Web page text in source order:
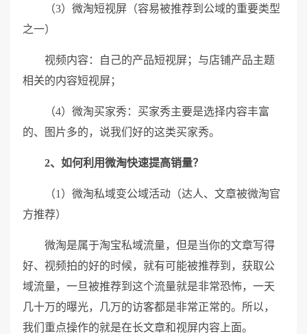
（3）微淘短视屏（容易被推荐到公域的重要类型
之一）
视频内容：自己的产品短视屏；与店铺产品主题
相关的内容短视屏；
（4）微淘买家秀：买家秀主要是选择内容丰富
的、图片多的，说我们好的这类买家秀。
2、如何利用微淘快速提高销量？
（1）微淘私域变公域活动（达人、文章被微淘官
方推荐）
微淘是属于淘宝私域流量，但是当你的文章写得
好、视频拍的好的时候，就有可能被推荐到，获取公
域流量，一旦被推荐到这个流量就是非常恐怖，一天
几十万的曝光，几万的访客都是非常正常的。所以，
我们重点操作的就是在长文章和视屏内容上面。